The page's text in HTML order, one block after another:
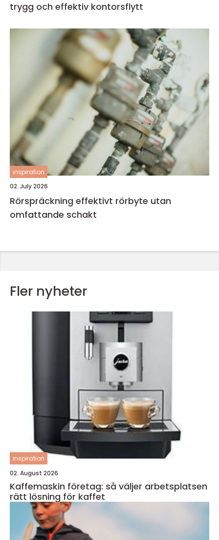
trygg och effektiv kontorsflytt
inspiration
02. July 2026
Rörspräckning effektivt rörbyte utan
omfattande schakt
Fler nyheter
inspiration
02. August 2026
Kaffemaskin företag: så väljer arbetsplatsen
rätt lösning för kaffet